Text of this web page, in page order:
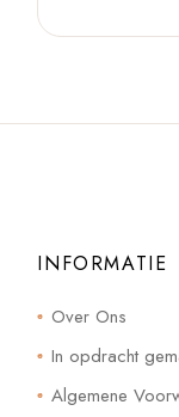
INFORMATIE
Over Ons
In opdracht
Algemene